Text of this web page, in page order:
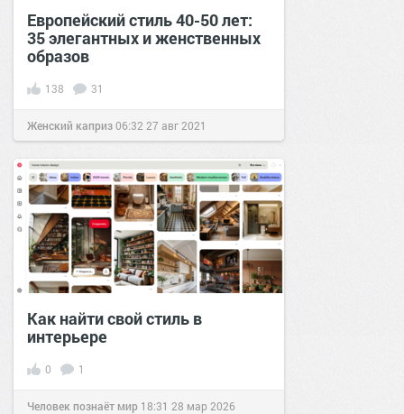
Европейский стиль 40-50 лет:
35 элегантных и женственных
образов
138 31
Женский каприз06:32 27 авг 2021
Как найти свой стиль в
интерьере
0 1
Человек познаёт мир 18:31 28 мар 2026